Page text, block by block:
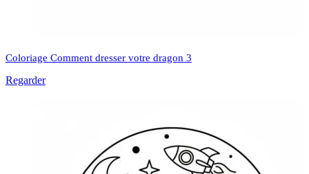
Coloriage Comment dresser votre dragon 3
Regarder